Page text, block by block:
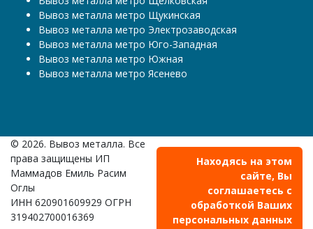
Вывоз металла метро Щукинская
Вывоз металла метро Электрозаводская
Вывоз металла метро Юго-Западная
Вывоз металла метро Южная
Вывоз металла метро Ясенево
© 2026. Вывоз металла. Все
права защищены ИП
Маммадов Емиль Расим
Оглы
ИНН 620901609929 ОГРН
319402700016369
Находясь на этом
сайте, Вы
соглашаетесь с
обработкой Ваших
персональных данных